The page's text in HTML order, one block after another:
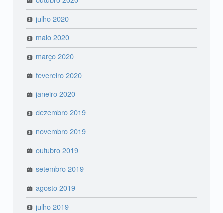
julho 2020
maio 2020
março 2020
fevereiro 2020
janeiro 2020
dezembro 2019
novembro 2019
outubro 2019
setembro 2019
agosto 2019
julho 2019